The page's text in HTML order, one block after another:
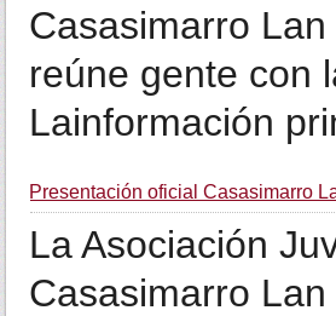
Casasimarro
reúne gente con
Lainformación
Presentación oficial Casasimarro
La Asociación
Casasimarro